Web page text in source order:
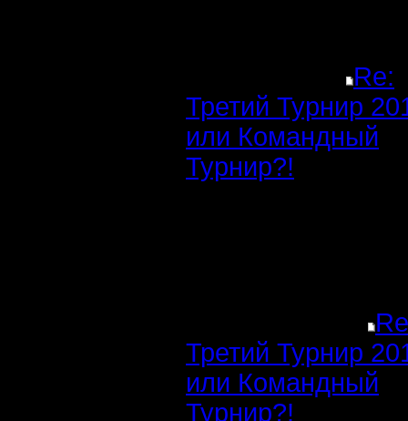
Re:
Третий Турнир
или Командный
Турнир?!
Третий Турнир
или Командный
Турнир?!